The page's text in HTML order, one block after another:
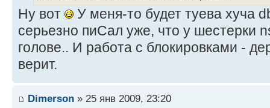
Ну вот
У меня-то будет туева хуча
серьезно пиСал уже, что у шестерки
голове.. И работа с блокировками -
верит.
Dimerson » 25 янв 2009, 23:20